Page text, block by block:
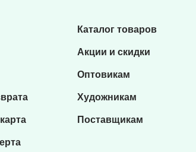
Каталог товаров
Акции и скидки
Оптовикам
Художникам
Поставщикам